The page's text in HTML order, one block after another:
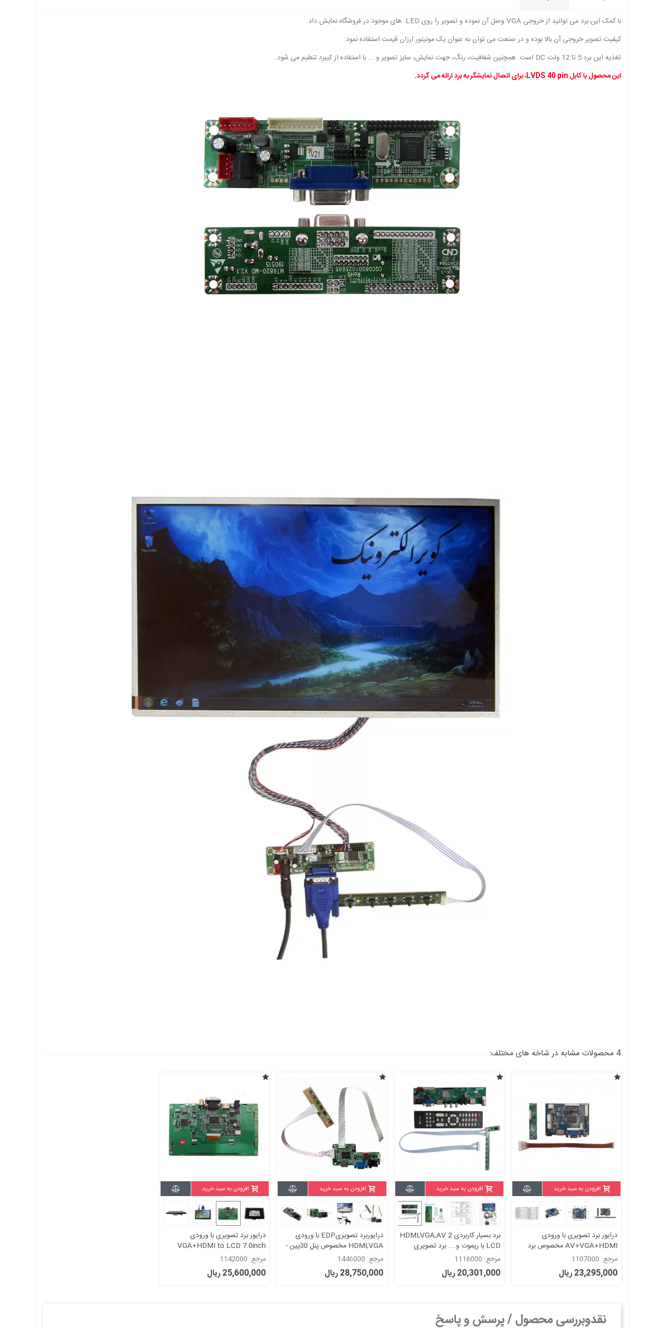
با کمک این برد می توانید از خروجی VGA وصل آن نموده و تصویر را روی LED های موجود در فروشگاه نمایش داد.
کیفیت تصویر خروجی آن بالا بوده و در صنعت می توان به عنوان یک مونیتور ارزان قیمت استفاده نمود.
تغذیه این برد 5 تا 12 ولت DC است. همچنین شفافیت، رنگ، جهت نمایش، سایز تصویر و ... با استفاده از کیبرد تنطیم می شود.
این محصول با کابل LVDS 40 pin، برای اتصال نمایشگر به برد ارائه می گردد.
4 محصولات مشابه در شاخه های مختلف:
افزودن به سبد خرید
درایور برد تصویری با ورودی
AV+VGA+HDMI مخصوص برد
رزبری، نانو پای، بیگل بن و ...
مرجع: 1107000
23,295,000 ریال
افزودن به سبد خرید
برد بسیار کاربردی HDMI,VGA,AV 2
LCD با ریموت و.... برد تصویری
مرجع: 1116000
20,301,000 ریال
افزودن به سبد خرید
درایوربرد تصویریEDP با ورودی
HDMI,VGA مخصوص پنل 30پین -
eDP HDMI VGA Audio LCD
Controller Board
مرجع: 1446000
28,750,000 ریال
افزودن به سبد خرید
درایور برد تصویری با ورودی
VGA+HDMI to LCD 7.0inch
مرجع: 1142000
25,600,000 ریال
نقدوبررسی محصول / پرسش و پاسخ